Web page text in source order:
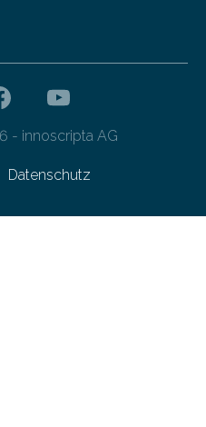
- innoscripta AG
Datenschutz